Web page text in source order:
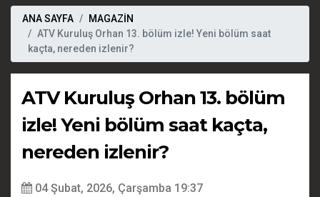
ANA SAYFA
MAGAZİN
ATV Kuruluş Orhan 13. bölüm izle! Yeni bölüm saat
kaçta, nereden izlenir?
ATV Kuruluş Orhan 13. bölüm
izle! Yeni bölüm saat kaçta,
nereden izlenir?
04 Şubat, 2026, Çarşamba 19:37